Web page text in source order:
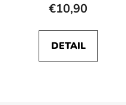
€10,90
DETAIL